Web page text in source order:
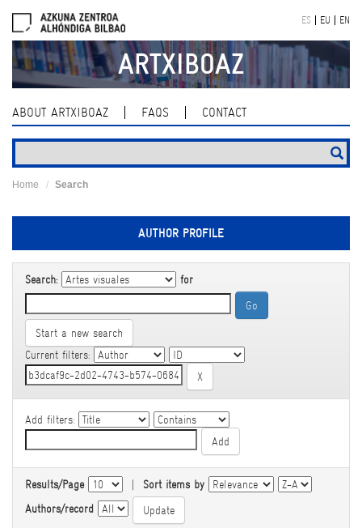
navigation
ES EU EN
ARTXIBOAZ
ABOUT ARTXIBOAZ FAQS CONTACT
Home Search
AUTHOR PROFILE
Search: for
Start a new search
Current filters:
Add filters:
Results/Page | Sort items by
Authors/record